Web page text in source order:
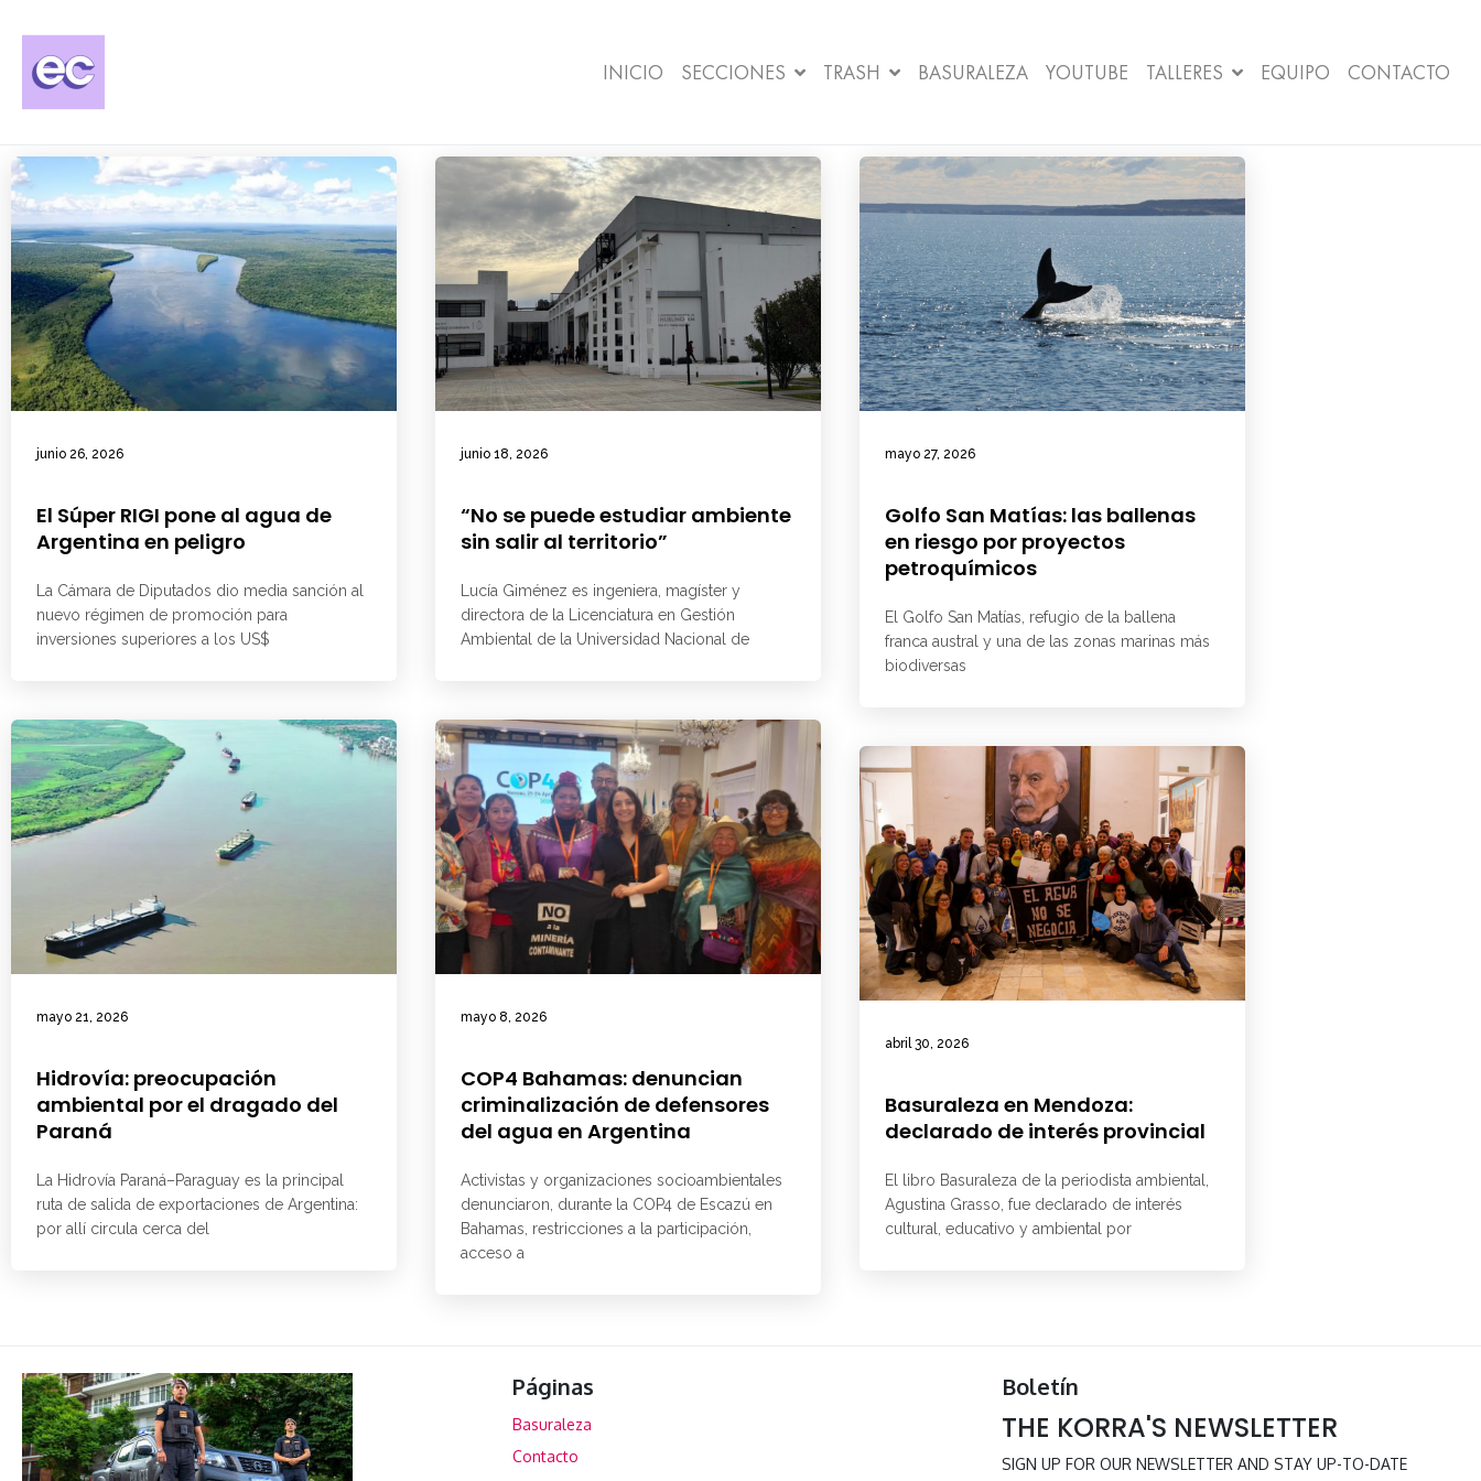
INICIO SECCIONES TRASH BASURALEZA YOUTUBE TALLERES EQUIPO CONTACTO
junio 26, 2026
El Súper RIGI pone al agua de
Argentina en peligro
La Cámara de Diputados dio media sanción al
nuevo régimen de promoción para
inversiones superiores a los US$
junio 18, 2026
“No se puede estudiar ambiente
sin salir al territorio”
Lucía Giménez es ingeniera, magíster y
directora de la Licenciatura en Gestión
Ambiental de la Universidad Nacional de
mayo 27, 2026
Golfo San Matías: las ballenas
en riesgo por proyectos
petroquímicos
El Golfo San Matías, refugio de la ballena
franca austral y una de las zonas marinas más
biodiversas
mayo 21, 2026
Hidrovía: preocupación
ambiental por el dragado del
Paraná
La Hidrovía Paraná–Paraguay es la principal
ruta de salida de exportaciones de Argentina:
por allí circula cerca del
mayo 8, 2026
COP4 Bahamas: denuncian
criminalización de defensores
del agua en Argentina
Activistas y organizaciones socioambientales
denunciaron, durante la COP4 de Escazú en
Bahamas, restricciones a la participación,
acceso a
abril 30, 2026
Basuraleza en Mendoza:
declarado de interés provincial
El libro Basuraleza de la periodista ambiental,
Agustina Grasso, fue declarado de interés
cultural, educativo y ambiental por
Páginas
Basuraleza
Contacto
Boletín
THE KORRA'S NEWSLETTER
SIGN UP FOR OUR NEWSLETTER AND STAY UP-TO-DATE